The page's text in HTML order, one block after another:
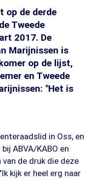
op de derde
Tweede
2017. De
Marijnissen is
op de lijst,
en Tweede
"Het is
in Oss, en
ABVA/KABO en
de druk die deze
kijk er heel erg naar